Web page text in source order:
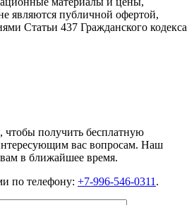
являются публичной офертой,
Статьи 437 Гражданского кодекса
чтобы получить бесплатную
вас вопросам. Наш
в ближайшее время.
по телефону: +7-996-546-0311 .